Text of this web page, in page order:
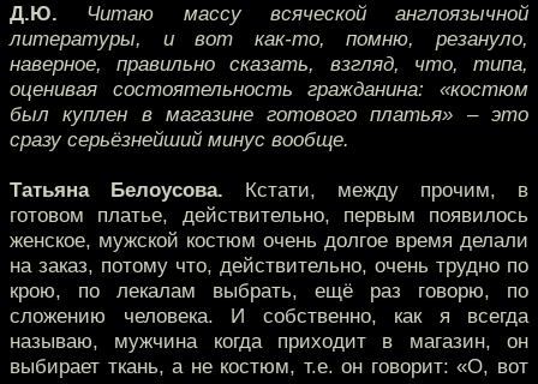
Д.Ю. Читаю массу всяческой англоязычной
литературы, и вот как-то, помню, резануло,
наверное, правильно сказать, взгляд, что, типа,
оценивая состоятельность гражданина: «костюм
был куплен в магазине готового платья» – это
сразу серьёзнейший минус вообще.
Татьяна Белоусова. Кстати, между прочим, в
готовом платье, действительно, первым появилось
женское, мужской костюм очень долгое время делали
на заказ, потому что, действительно, очень трудно по
крою, по лекалам выбрать, ещё раз говорю, по
сложению человека. И собственно, как я всегда
называю, мужчина когда приходит в магазин, он
выбирает ткань, а не костюм, т.е. он говорит: «О, вот